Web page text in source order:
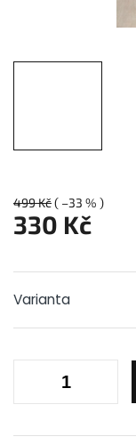
499 Kč ( –33 % )
330 Kč
cena:
Varianta